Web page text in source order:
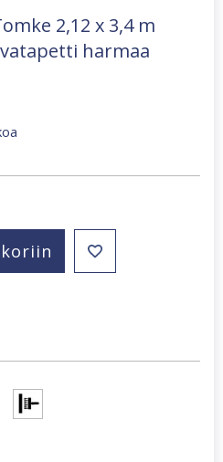
2,12 x 3,4 m
harmaa